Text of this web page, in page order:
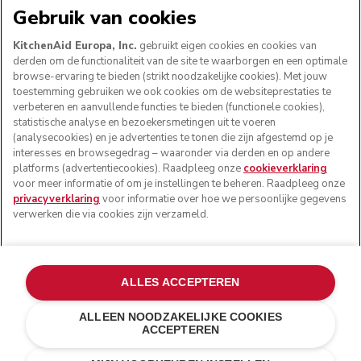
€ 902,40 € 1.128,00
VOLG ONS
© KitchenAid 2026 - Alle rechten voorbehouden.
KitchenAid en het design van de mixer zijn handelsmerken
Mijn cookies beheren Privacyverklaring
Cookiebeleid
Andere landen
Online geschillenafhandeling
Gebruik van cookies
KitchenAid Europa, Inc. gebruikt eigen cookies en cookies van
derden om de functionaliteit van de site te waarborgen en een optimale
browse-ervaring te bieden (strikt noodzakelijke cookies). Met jouw
toestemming gebruiken we ook cookies om de websiteprestaties te
verbeteren en aanvullende functies te bieden (functionele cookies),
statistische analyse en bezoekersmetingen uit te voeren
(analysecookies) en je advertenties te tonen die zijn afgestemd op je
interesses en browsegedrag – waaronder via derden en op andere
platforms (advertentiecookies). Raadpleeg onze cookieverklaring
voor meer informatie of om je instellingen te beheren. Raadpleeg onze
privacyverklaring voor informatie over hoe we persoonlijke gegevens
verwerken die via cookies zijn verzameld.
ALLEEN NOODZAKELIJKE COOKIES
ACCEPTEREN
ALLES ACCEPTEREN